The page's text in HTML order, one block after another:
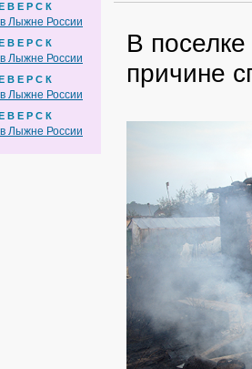
В Е Р С К
Лыжне России
В Е Р С К
Лыжне России
В Е Р С К
Лыжне России
В Е Р С К
Лыжне России
В
причине